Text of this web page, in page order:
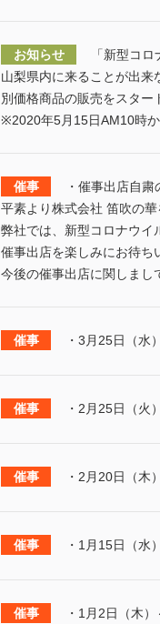
「新型コ
山梨県内に来ることが出
別価格商品の販売をスター
※2020年5月15日AM10時
・催事出店自粛
平素より株式会社 笛吹の
弊社では、新型コロナウイ
催事出店を楽しみにお待ち
今後の催事出店に関しまし
・3月25日（水
・2月25日（火
・2月20日（木
・1月15日（水
・1月2日（木